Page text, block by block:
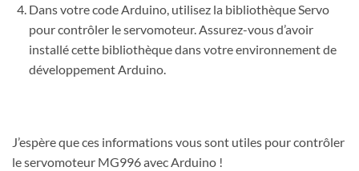
Dans votre code Arduino, utilisez la bibliothèque Servo
pour contrôler le servomoteur. Assurez-vous d’avoir
installé cette bibliothèque dans votre environnement de
développement Arduino.
J’espère que ces informations vous sont utiles pour contrôler
le servomoteur MG996 avec Arduino !